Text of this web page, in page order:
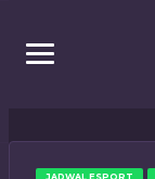
JADWAL ESPORT